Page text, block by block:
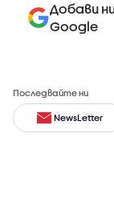
Добави
Google
Последвайте ни
NewsLetter